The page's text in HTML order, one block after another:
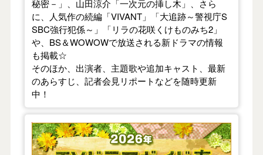
秘密－」、山田涼介「一次元の挿し木」、さら
に、人気作の続編「VIVANT」「大追跡～警視庁S
SBC強行犯係～」「リラの花咲くけものみち2」
や、BS＆WOWOWで放送される新ドラマの情報
も掲載☆
そのほか、出演者、主題歌や追加キャスト、最新
のあらすじ、記者会見リポートなどを随時更新
中！
【2026年春】TVドラマガイド